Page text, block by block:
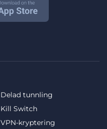
Delad tunnling
Kill Switch
VPN-kryptering